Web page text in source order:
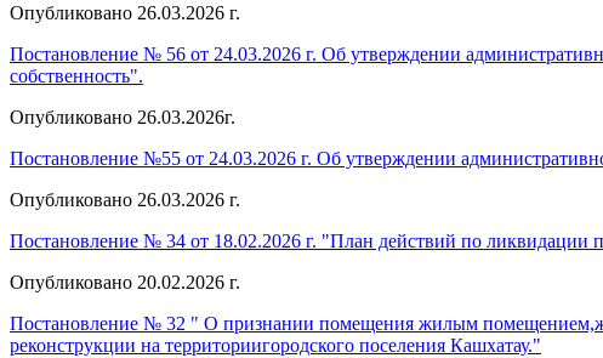
Опубликовано 26.03.2026 г.
Постановление № 56 от 24.03.2026 г. Об утверждении
собственность".
Опубликовано 26.03.2026г.
Постановление №55 от 24.03.2026 г. Об утверждении
Опубликовано 26.03.2026 г.
Постановление № 34 от 18.02.2026 г. "План действий по ликвидации
Опубликовано 20.02.2026 г.
Постановление № 32 " О признании помещения жилым
реконструкции на территориигородского поселения Кашхатау."